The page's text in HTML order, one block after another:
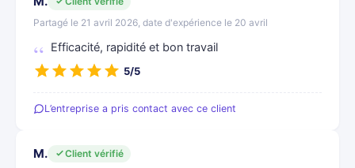
Partagé le 21 avril 2026, date d'expérience le 20 avril
Efficacité, rapidité et bon travail
5/5
L’entreprise a pris contact avec ce client
M.
Client vérifié